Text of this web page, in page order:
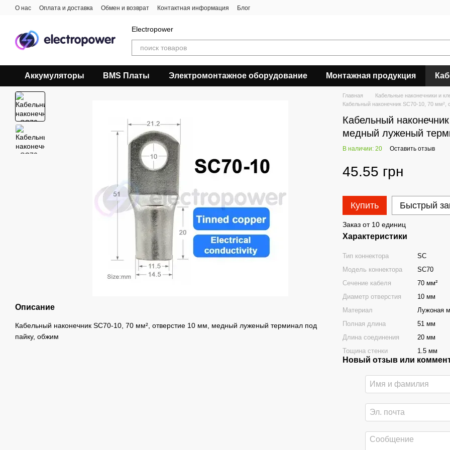
Перейти к основному контенту
О нас Оплата и доставка Обмен и возврат Контактная информация Блог
Electropower
Аккумуляторы BMS Платы Электромонтажное оборудование Монтажная продукция
Описание
Кабельный наконечник SC70-10, 70 мм², отверстие 10 мм, медный луженый терминал под
пайку, обжим
Главная Кабельные наконечники и
Кабельный наконечник SC70-10, 70
Кабельный
медный луженый
В наличии: 20 Оставить отзыв
45.55 грн
Купить Быстрый
Заказ от 10 единиц
Характеристики
Тип коннектора
SC
Модель коннектора
SC70
Сечение кабеля
70 мм²
Диаметр отверстия
10 мм
Материал
Лужоная
Полная длина
51 мм
Длина соединения
20 мм
Тощина стенки
1.5 мм
Новый отзыв или